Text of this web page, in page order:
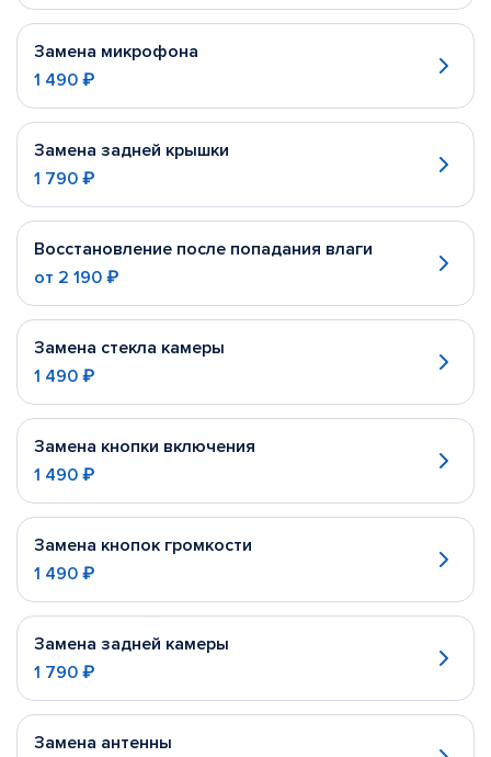
Замена микрофона
1 490 ₽
Замена задней крышки
1 790 ₽
Восстановление после попадания влаги
от 2 190 ₽
Замена стекла камеры
1 490 ₽
Замена кнопки включения
1 490 ₽
Замена кнопок громкости
1 490 ₽
Замена задней камеры
1 790 ₽
Замена антенны